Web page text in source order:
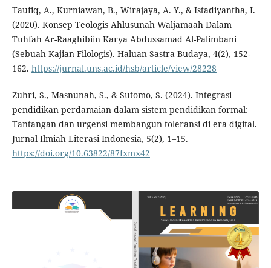
Taufiq, A., Kurniawan, B., Wirajaya, A. Y., & Istadiyantha, I.
(2020). Konsep Teologis Ahlusunah Waljamaah Dalam
Tuhfah Ar-Raaghibiin Karya Abdussamad Al-Palimbani
(Sebuah Kajian Filologis). Haluan Sastra Budaya, 4(2), 152-
162. https://jurnal.uns.ac.id/hsb/article/view/28228
Zuhri, S., Masnunah, S., & Sutomo, S. (2024). Integrasi
pendidikan perdamaian dalam sistem pendidikan formal:
Tantangan dan urgensi membangun toleransi di era digital.
Jurnal Ilmiah Literasi Indonesia, 5(2), 1–15.
https://doi.org/10.63822/87fxmx42